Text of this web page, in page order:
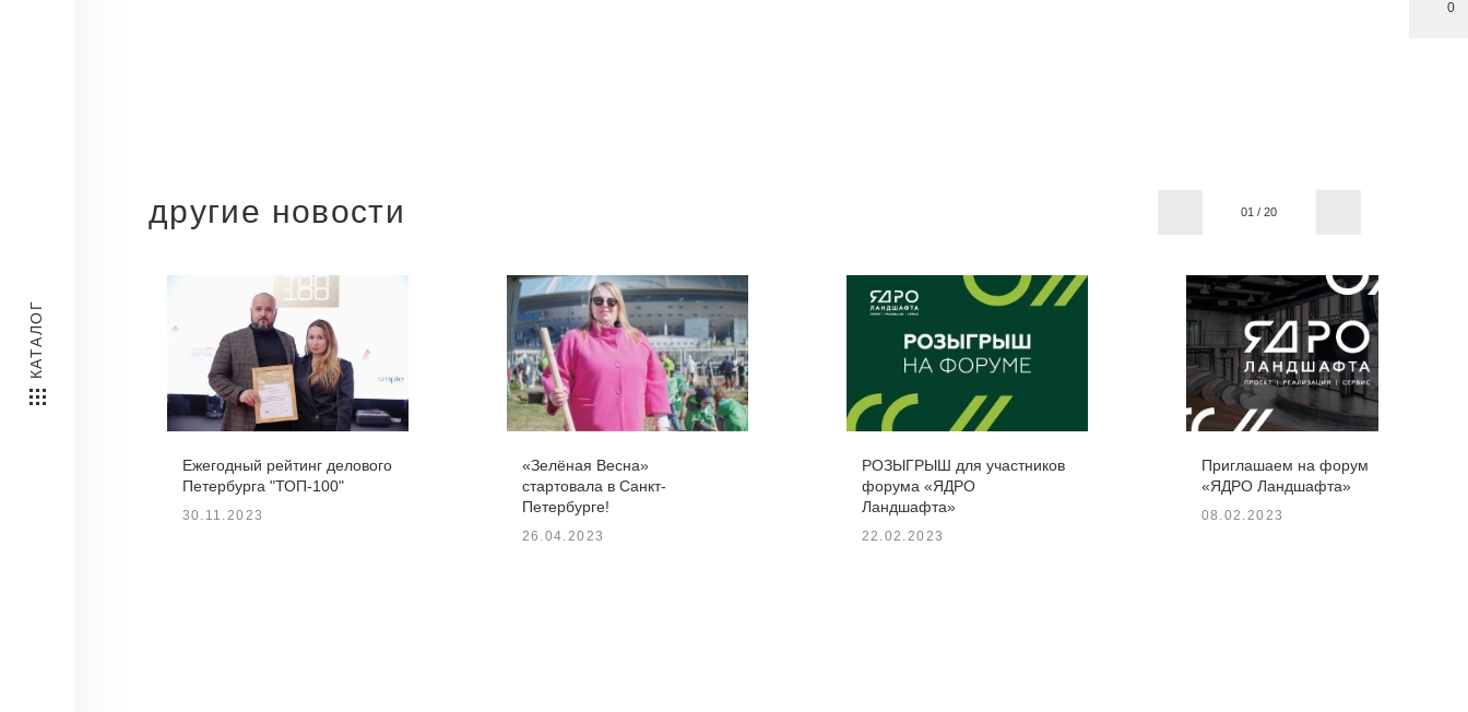
КАТАЛОГ
0
другие новости 01 /20
Ежегодный рейтинг делового
Петербурга "ТОП-100"
30.11.2023
«Зелёная Весна»
стартовала в Санкт-
Петербурге!
26.04.2023
РОЗЫГРЫШ для участников
форума «ЯДРО
Ландшафта»
22.02.2023
Приглашаем на форум
«ЯДРО Ландшафта»
08.02.2023